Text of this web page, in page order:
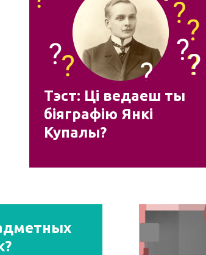
Тэст: Ці ведаеш ты
біяграфію Янкі
Купалы?